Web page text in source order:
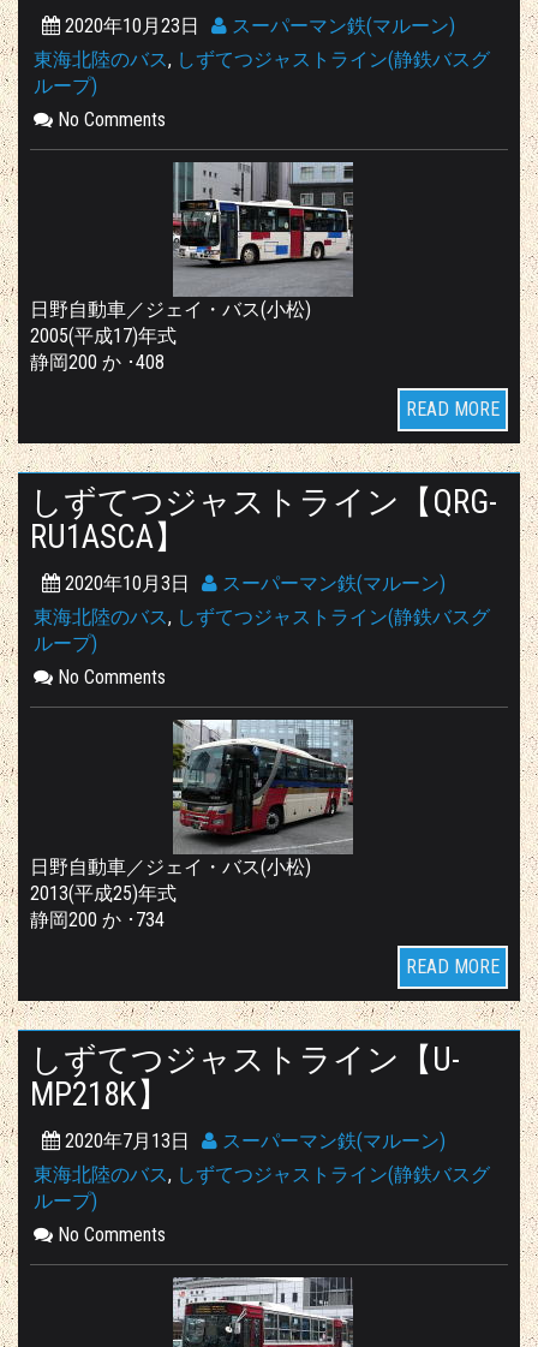
2020年10月23日
スーパーマン鉄(マルーン)
東海北陸のバス, しずてつジャストライン(静鉄バスグ
ループ)
No Comments
日野自動車／ジェイ・バス(小松)
2005(平成17)年式
静岡200 か ･408
READ MORE
しずてつジャストライン【QRG-
RU1ASCA】
2020年10月3日
スーパーマン鉄(マルーン)
東海北陸のバス, しずてつジャストライン(静鉄バスグ
ループ)
No Comments
日野自動車／ジェイ・バス(小松)
2013(平成25)年式
静岡200 か ･734
READ MORE
しずてつジャストライン【U-
MP218K】
2020年7月13日
スーパーマン鉄(マルーン)
東海北陸のバス, しずてつジャストライン(静鉄バスグ
ループ)
No Comments